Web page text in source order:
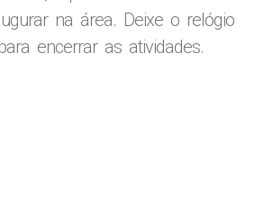
na área. Deixe o relógio
encerrar as atividades.